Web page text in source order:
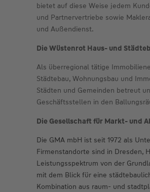
bietet auf diese Weise jedem
und Partnervertriebe sowie
und Außendienst.
Die Wüstenrot Haus- und
Als überregional tätige
Städtebau, Wohnungsbau und
Städten und Gemeinden betreut
Geschäftsstellen in den
Die Gesellschaft für Markt- und
Die GMA mbH ist seit 1972 als
Firmenstandorte sind in Dresden,
Leistungsspektrum von der
mit dem Blick für eine
Kombination aus raum- und